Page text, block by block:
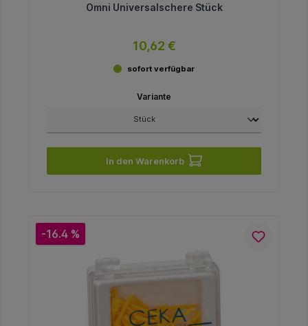
Omni Universalschere Stück
10,62 €
sofort verfügbar
Variante
In den Warenkorb
-16.4 %